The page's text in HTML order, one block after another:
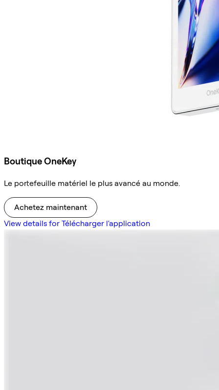
Boutique OneKey
Le portefeuille matériel le plus avancé au monde.
Achetez maintenant
View details for Télécharger l'application